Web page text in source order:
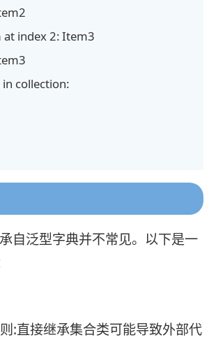
index 2: Item3
collection:
自泛型字典并不常见。以下是一
:直接继承集合类可能导致外部代